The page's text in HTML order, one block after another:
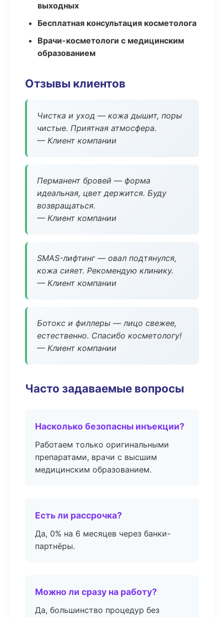
выходных
Бесплатная консультация косметолога
Врачи-косметологи с медицинским
образованием
Отзывы клиентов
Чистка и уход — кожа дышит, поры
чистые. Приятная атмосфера.
— Клиент компании
Перманент бровей — форма
идеальная, цвет держится. Буду
возвращаться.
— Клиент компании
SMAS-лифтинг — овал подтянулся,
кожа сияет. Рекомендую клинику.
— Клиент компании
Ботокс и филлеры — лицо свежее,
естественно. Спасибо косметологу!
— Клиент компании
Часто задаваемые вопросы
Насколько безопасны инъекции?
Работаем только оригинальными
препаратами, врачи с высшим
медицинским образованием.
Есть ли рассрочка?
Да, 0% на 6 месяцев через банки-
партнёры.
Можно ли сразу на работу?
Да, большинство процедур без